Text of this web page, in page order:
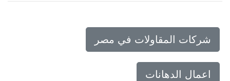
شركات المقاولات في مصر
اعمال الدهانات